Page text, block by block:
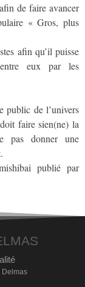
de faire avancer
« Gros, plus
afin qu’il puisse
eux par les
public de l’univers
faire sien(ne) la
pas donner une
publié par
Delmas